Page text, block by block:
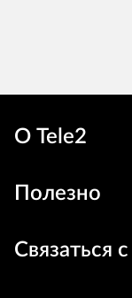
О Tele2
Полезно
Связаться